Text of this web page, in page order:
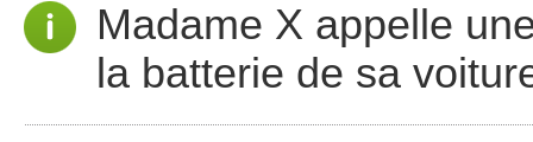
Madame X appelle
la batterie de sa